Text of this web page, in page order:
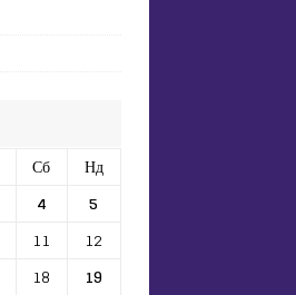
Сб
Нд
4
5
11
12
18 19